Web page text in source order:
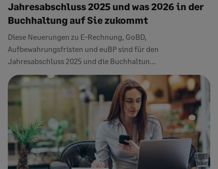
Jahresabschluss 2025 und was 2026 in der
Buchhaltung auf Sie zukommt
Diese Neuerungen zu E-Rechnung, GoBD,
Aufbewahrungsfristen und euBP sind für den
Jahresabschluss 2025 und die Buchhaltun...